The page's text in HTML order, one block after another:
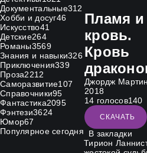
Документальные312
Хобби и досуг46
Искусство41
Детские264
Романы3569
Знания и навыки326
Приключения339
Проза2212
Саморазвитие107
Справочники95
Фантастика2095
Фэнтези3624
Юмор67
Популярное сегодня
Пламя и
кровь.
Кровь
Джордж Мартин
2018
14 голосов140
СКАЧАТЬ
В закладки
Тирион